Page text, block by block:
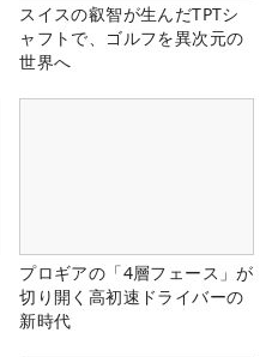
スイスの叡智が生んだTPTシ
ャフトで、ゴルフを異次元の
世界へ
プロギアの「4層フェース」が
切り開く高初速ドライバーの
新時代